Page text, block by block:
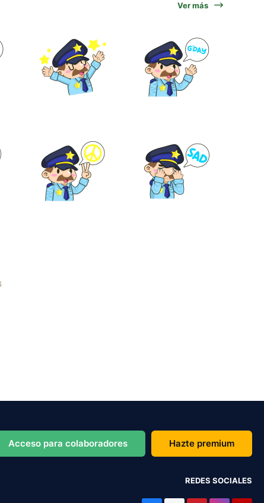
Ver más
Acceso para colaboradores Hazte premium
REDES SOCIALES